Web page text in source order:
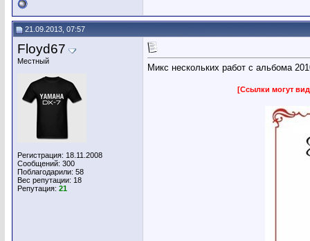
21.09.2013, 07:57
Floyd67
Местный
Регистрация: 18.11.2008
Сообщений: 300
Поблагодарили: 58
Вес репутации: 18
Репутация: 21
Микс нескольких работ с альбома
[Ссылки могут